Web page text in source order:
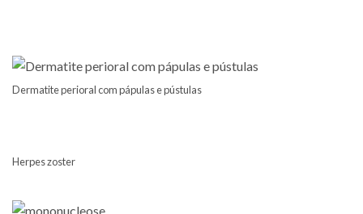
Dermatite perioral com pápulas e pústulas
Herpes zoster